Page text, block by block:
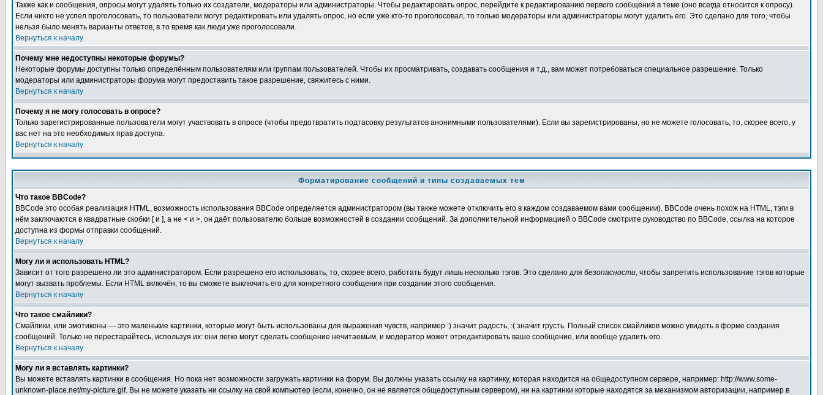
Также как и сообщения, опросы могут удалять только их создатели, модераторы или администраторы. Чтобы редактировать опрос, перейдите к редактированию первого сообщения в теме (оно всегда относится к опросу).
Если никто не успел проголосовать, то пользователи могут редактировать или удалять опрос, но если уже кто-то проголосовал, то только модераторы или администраторы могут удалить его. Это сделано для того, чтобы
нельзя было менять варианты ответов, в то время как люди уже проголосовали.
Вернуться к началу
Почему мне недоступны некоторые форумы?
Некоторые форумы доступны только определённым пользователям или группам пользователей. Чтобы их просматривать, создавать сообщения и т.д., вам может потребоваться специальное разрешение. Только
модераторы или администраторы форума могут предоставить такое разрешение, свяжитесь с ними.
Вернуться к началу
Почему я не могу голосовать в опросе?
Только зарегистрированные пользователи могут участвовать в опросе (чтобы предотвратить подтасовку результатов анонимными пользователями). Если вы зарегистрированы, но не можете голосовать, то, скорее всего, у
вас нет на это необходимых прав доступа.
Вернуться к началу
Форматирование сообщений и типы создаваемых тем
Что такое BBCode?
BBCode это особая реализация HTML, возможность использования BBCode определяется администратором (вы также можете отключить его в каждом создаваемом вами сообщении). BBCode очень похож на HTML, тэги в
нём заключаются в квадратные скобки [ и ], а не < и >, он даёт пользователю больше возможностей в создании сообщений. За дополнительной информацией о BBCode смотрите руководство по BBCode, ссылка на которое
доступна из формы отправки сообщений.
Вернуться к началу
Могу ли я использовать HTML?
Зависит от того разрешено ли это администратором. Если разрешено его использовать, то, скорее всего, работать будут лишь несколько тэгов. Это сделано для безопасности, чтобы запретить использование тэгов которые
могут вызвать проблемы. Если HTML включён, то вы сможете выключить его для конкретного сообщения при создании этого сообщения.
Вернуться к началу
Что такое смайлики?
Смайлики, или эмотиконы — это маленькие картинки, которые могут быть использованы для выражения чувств, например :) значит радость, :( значит грусть. Полный список смайликов можно увидеть в форме создания
сообщений. Только не перестарайтесь, используя их: они легко могут сделать сообщение нечитаемым, и модератор может отредактировать ваше сообщение, или вообще удалить его.
Вернуться к началу
Могу ли я вставлять картинки?
Вы можете вставлять картинки в сообщения. Но пока нет возможности загружать картинки на форум. Вы должны указать ссылку на картинку, которая находится на общедоступном сервере, например: http://www.some-
unknown-place.net/my-picture.gif. Вы не можете указать ни ссылку на свой компьютер (если, конечно, он не является общедоступным сервером), ни на картинки которые находятся за механизмом авторизации, например в